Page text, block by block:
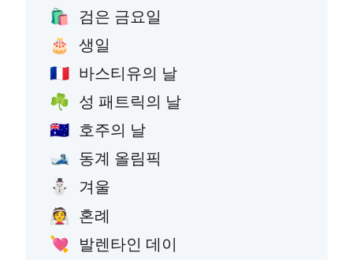
🛍️ 검은 금요일
🎂 생일
🇫🇷 바스티유의 날
☘️ 성 패트릭의 날
🇦🇺 호주의 날
🎿 동계 올림픽
⛄ 겨울
👰 혼례
💘 발렌타인 데이